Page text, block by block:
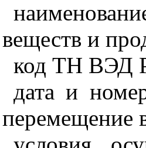
веществ и
код ТН ВЭД
дата и
перемещение